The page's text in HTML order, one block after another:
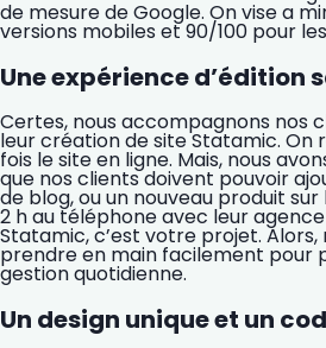
de mesure de Google. On vise a
versions mobiles et 90/100 pour
Une expérience d’édition
Certes, nous accompagnons nos
leur création de site Statamic. On
fois le site en ligne. Mais, nous
que nos clients doivent pouvoir
de blog, ou un nouveau produit
2 h au téléphone avec leur
Statamic, c’est votre projet. Alors,
prendre en main facilement pour
gestion quotidienne.
Un design unique et un